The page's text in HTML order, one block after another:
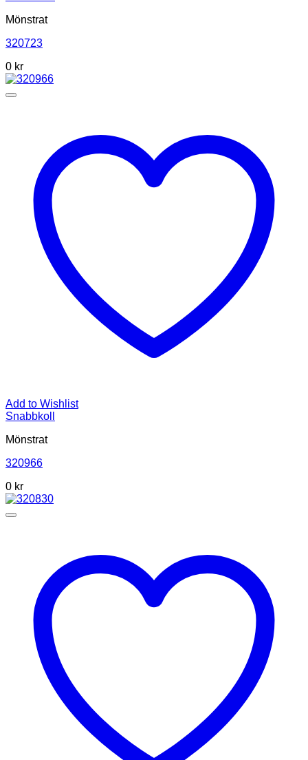
Mönstrat
320723
0 kr
Add to Wishlist
Snabbkoll
Mönstrat
320966
0 kr